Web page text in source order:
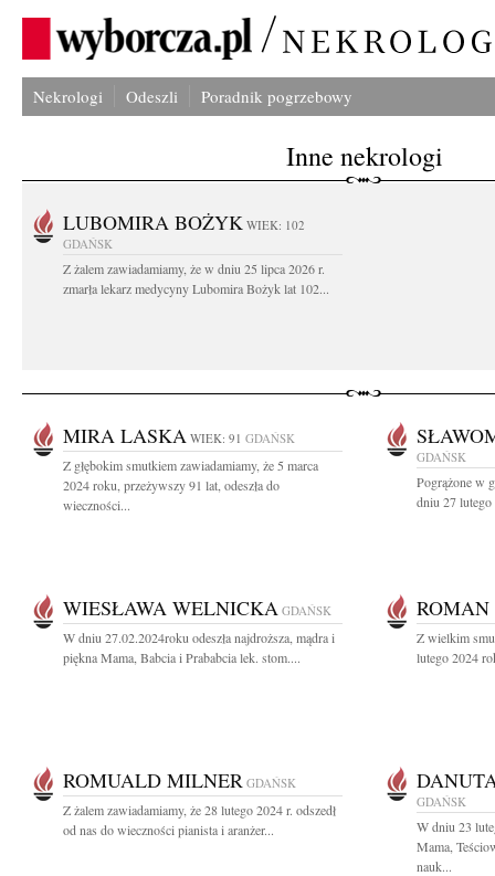
Nekrologi Odeszli Poradnik pogrzebowy
Inne nekrologi
LUBOMIRA BOŻYK WIEK: 102
GDAŃSK
Z żalem zawiadamiamy, że w dniu 25 lipca 2026 r.
zmarła lekarz medycyny Lubomira Bożyk lat 102...
MIRA LASKA WIEK: 91 GDAŃSK
Z głębokim smutkiem zawiadamiamy, że 5 marca
2024 roku, przeżywszy 91 lat, odeszła do
wieczności...
GDAŃSK
Pogrążone w
dniu 27 lutego
WIESŁAWA WELNICKA GDAŃSK
W dniu 27.02.2024roku odeszła najdroższa, mądra i
piękna Mama, Babcia i Prababcia lek. stom....
ROMAN
Z wielkim
lutego 2024
ROMUALD MILNER GDAŃSK
Z żalem zawiadamiamy, że 28 lutego 2024 r. odszedł
od nas do wieczności pianista i aranżer...
GDAŃSK
W dniu 23
Mama,
nauk...